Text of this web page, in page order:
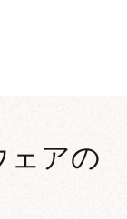
ェアの